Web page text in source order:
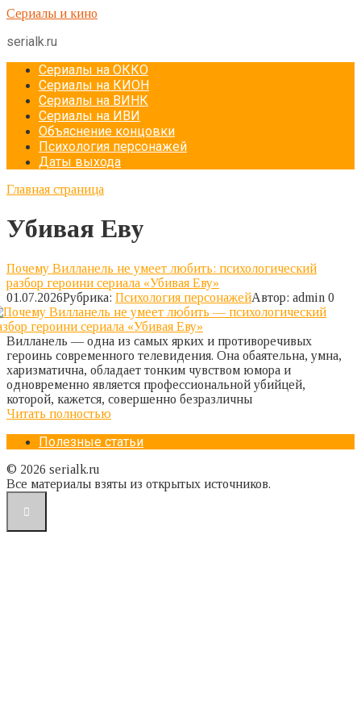
Перейти
контенту
Сериалы и кино
serialk.ru
Сериалы на ОККО
Сериалы на КИОН
Сериалы на ВИНК
Сериалы на ИВИ
Объяснение концовки
Психология персонажей
Даты выхода
Главная страница
Убивая Еву
Почему Вилланель не умеет любить: психологический
разбор героини сериала «Убивая Еву»
01.07.2026Рубрика: Психология персонажейАвтор: admin 0
Вилланель — одна из самых ярких и противоречивых
героинь современного телевидения. Она обаятельна, умна,
харизматична, обладает тонким чувством юмора и
одновременно является профессиональной убийцей,
которой, кажется, совершенно безразличны
Читать полностью
Полезные статьи
© 2026 serialk.ru
Все материалы взяты из открытых источников.